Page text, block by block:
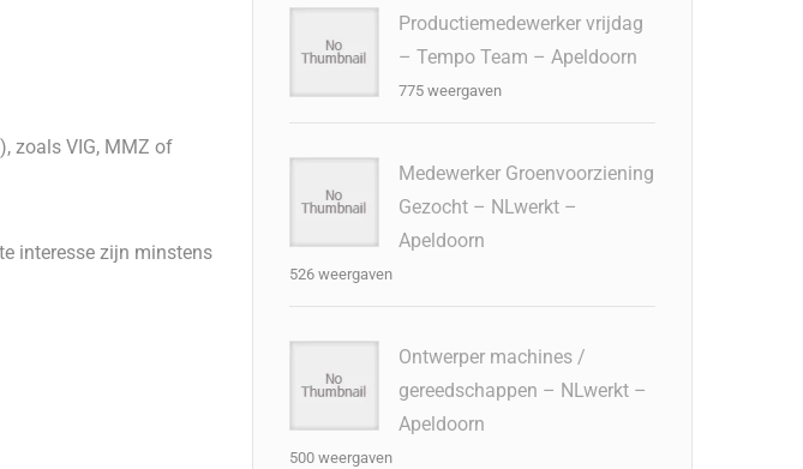
zoals VIG, MMZ of
interesse zijn minstens
Productiemedewerker vrijdag
– Tempo Team – Apeldoorn
775 weergaven
Medewerker Groenvoorziening
Gezocht – NLwerkt –
Apeldoorn
526 weergaven
Ontwerper machines /
gereedschappen – NLwerkt –
Apeldoorn
500 weergaven